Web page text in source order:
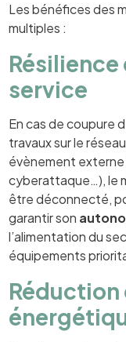
Les bénéfices des
multiples :
service
En cas de coupure
travaux sur le
évènement externe
cyberattaque…), le
être déconnecté,
garantir son
l’alimentation du
équipements
Réduction